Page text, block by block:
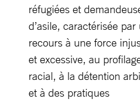
réfugiées et
d’asile, caractérisée par
recours à une force
et excessive, au
racial, à la détention
et à des pratiques